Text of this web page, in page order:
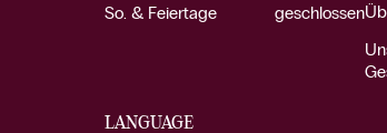
So. & Feiertage
geschlossen
LANGUAGE